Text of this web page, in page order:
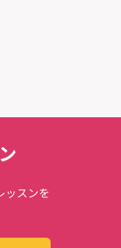
ッスンを